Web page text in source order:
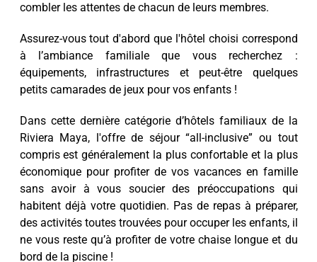
combler les attentes de chacun de leurs membres.
Assurez-vous tout d'abord que l'hôtel choisi correspond
à l’ambiance familiale que vous recherchez :
équipements, infrastructures et peut-être quelques
petits camarades de jeux pour vos enfants !
Dans cette dernière catégorie d’hôtels familiaux de la
Riviera Maya, l'offre de séjour “all-inclusive” ou tout
compris est généralement la plus confortable et la plus
économique pour profiter de vos vacances en famille
sans avoir à vous soucier des préoccupations qui
habitent déjà votre quotidien. Pas de repas à préparer,
des activités toutes trouvées pour occuper les enfants, il
ne vous reste qu’à profiter de votre chaise longue et du
bord de la piscine !